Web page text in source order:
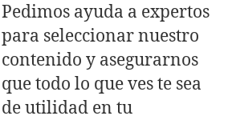
Pedimos ayuda a expertos
para seleccionar nuestro
contenido y asegurarnos
que todo lo que ves te sea
de utilidad en tu